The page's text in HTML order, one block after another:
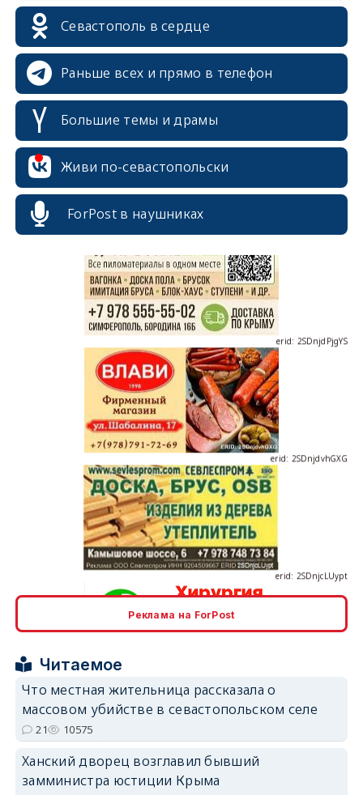
Севастополь в сердце
Раньше всех и прямо в телефон
Большие темы и драмы
Живи по-севастопольски
ForPost в наушниках
erid: 2SDnjdvhGXG
erid: 2SDnjcrDNw6
Реклама на ForPost
Читаемое
Что местная жительница рассказала о
массовом убийстве в севастопольском селе
21 10575
Ханский дворец возглавил бывший
замминистра юстиции Крыма